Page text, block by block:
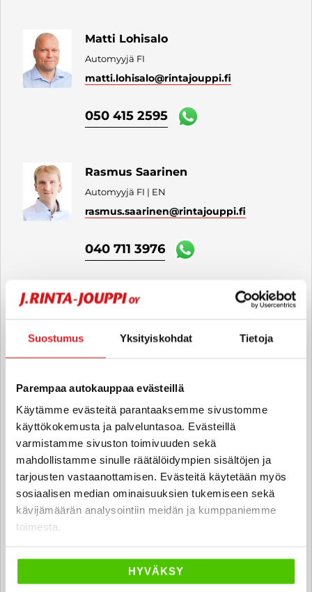
Suostumus Yksityiskohdat Tietoja
Parempaa autokauppaa evästeillä
Käytämme evästeitä parantaaksemme sivustomme
käyttökokemusta ja palveluntasoa. Evästeillä
varmistamme sivuston toimivuuden sekä
mahdollistamme sinulle räätälöidympien sisältöjen ja
tarjousten vastaanottamisen. Evästeitä käytetään myös
sosiaalisen median ominaisuuksien tukemiseen sekä
kävijämäärän analysointiin meidän ja kumppaniemme
toimesta.
HYVÄKSY
Matti Lohisalo
Automyyjä FI
matti.lohisalo@rintajouppi.fi
050 415 2595
Rasmus Saarinen
Automyyjä FI | EN
rasmus.saarinen@rintajouppi.fi
040 711 3976
Nico Eskelinen
nico.eskelinen@rintajouppi.fi
040 487 9280
Henry Tallbäck
Automyyjä FI | EN
henry.tallback @rintajouppi.fi
040 711 3998
Toni Rask